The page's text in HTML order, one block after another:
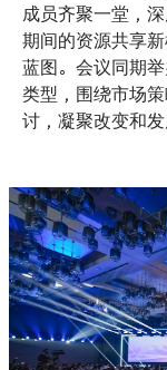
成员齐聚一堂，
期间的资源共享
蓝图。会议同期
类型，围绕市场
讨，凝聚改变和发